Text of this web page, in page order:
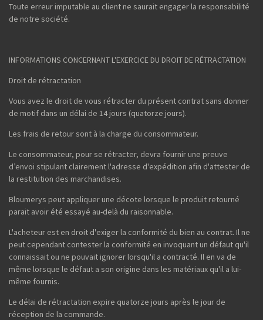
Toute erreur imputable au client ne saurait engager la responsabilité
de notre société.
INFORMATIONS CONCERNANT L'EXERCICE DU DROIT DE RÉTRACTATION
Droit de rétractation
Vous avez le droit de vous rétracter du présent contrat sans donner
de motif dans un délai de 14 jours (quatorze jours).
Les frais de retour sont à la charge du consommateur.
Le consommateur, pour se rétracter, devra fournir une preuve
d’envoi stipulant clairement l'adresse d'expédition afin d'attester de
la restitution des marchandises.
Bloumerys peut appliquer une décote lorsque le produit retourné
parait avoir été essayé au-delà du raisonnable.
L'acheteur est en droit d'exiger la conformité du bien au contrat. Il ne
peut cependant contester la conformité en invoquant un défaut qu'il
connaissait ou ne pouvait ignorer lorsqu'il a contracté. Il en va de
même lorsque le défaut a son origine dans les matériaux qu'il a lui-
même fournis.
Le délai de rétractation expire quatorze jours après le jour de
réception de la commande.